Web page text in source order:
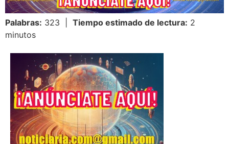
Palabras: 323 | Tiempo estimado de lectura: 2
minutos